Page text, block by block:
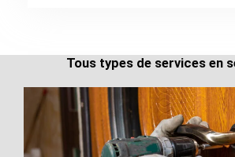
Tous types de services en